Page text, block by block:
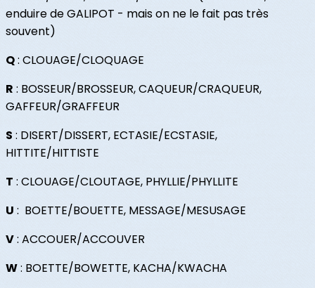
enduire de GALIPOT - mais on ne le fait pas très
souvent)
Q: CLOUAGE/CLOQUAGE
R : BOSSEUR/BROSSEUR, CAQUEUR/CRAQUEUR,
GAFFEUR/GRAFFEUR
S : DISERT/DISSERT, ECTASIE/ECSTASIE,
HITTITE/HITTISTE
T : CLOUAGE/CLOUTAGE, PHYLLIE/PHYLLITE
U : BOETTE/BOUETTE, MESSAGE/MESUSAGE
V: ACCOUER/ACCOUVER
W: BOETTE/BOWETTE, KACHA/KWACHA